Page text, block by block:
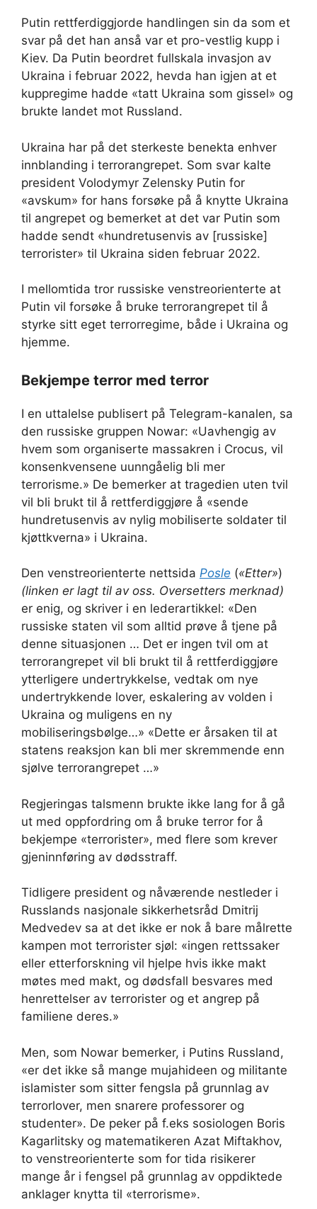
Putin rettferdiggjorde handlingen sin da som et
svar på det han anså var et pro-vestlig kupp i
Kiev. Da Putin beordret fullskala invasjon av
Ukraina i februar 2022, hevda han igjen at et
kuppregime hadde «tatt Ukraina som gissel» og
brukte landet mot Russland.
Ukraina har på det sterkeste benekta enhver
innblanding i terrorangrepet. Som svar kalte
president Volodymyr Zelensky Putin for
«avskum» for hans forsøke på å knytte Ukraina
til angrepet og bemerket at det var Putin som
hadde sendt «hundretusenvis av [russiske]
terrorister» til Ukraina siden februar 2022.
I mellomtida tror russiske venstreorienterte at
Putin vil forsøke å bruke terrorangrepet til å
styrke sitt eget terrorregime, både i Ukraina og
hjemme.
Bekjempe terror med terror
I en uttalelse publisert på Telegram-kanalen, sa
den russiske gruppen Nowar: «Uavhengig av
hvem som organiserte massakren i Crocus, vil
konsenkvensene uunngåelig bli mer
terrorisme.» De bemerker at tragedien uten tvil
vil bli brukt til å rettferdiggjøre å «sende
hundretusenvis av nylig mobiliserte soldater til
kjøttkverna» i Ukraina.
Den venstreorienterte nettsida Posle («Etter»)
(linken er lagt til av oss. Oversetters merknad)
er enig, og skriver i en lederartikkel: «Den
russiske staten vil som alltid prøve å tjene på
denne situasjonen … Det er ingen tvil om at
terrorangrepet vil bli brukt til å rettferdiggjøre
ytterligere undertrykkelse, vedtak om nye
undertrykkende lover, eskalering av volden i
Ukraina og muligens en ny
mobiliseringsbølge…» «Dette er årsaken til at
statens reaksjon kan bli mer skremmende enn
sjølve terrorangrepet …»
Regjeringas talsmenn brukte ikke lang for å gå
ut med oppfordring om å bruke terror for å
bekjempe «terrorister», med flere som krever
gjeninnføring av dødsstraff.
Tidligere president og nåværende nestleder i
Russlands nasjonale sikkerhetsråd Dmitrij
Medvedev sa at det ikke er nok å bare målrette
kampen mot terrorister sjøl: «ingen rettssaker
eller etterforskning vil hjelpe hvis ikke makt
møtes med makt, og dødsfall besvares med
henrettelser av terrorister og et angrep på
familiene deres.»
Men, som Nowar bemerker, i Putins Russland,
«er det ikke så mange mujahideen og militante
islamister som sitter fengsla på grunnlag av
terrorlover, men snarere professorer og
studenter». De peker på f.eks sosiologen Boris
Kagarlitsky og matematikeren Azat Miftakhov,
to venstreorienterte som for tida risikerer
mange år i fengsel på grunnlag av oppdiktede
anklager knytta til «terrorisme».